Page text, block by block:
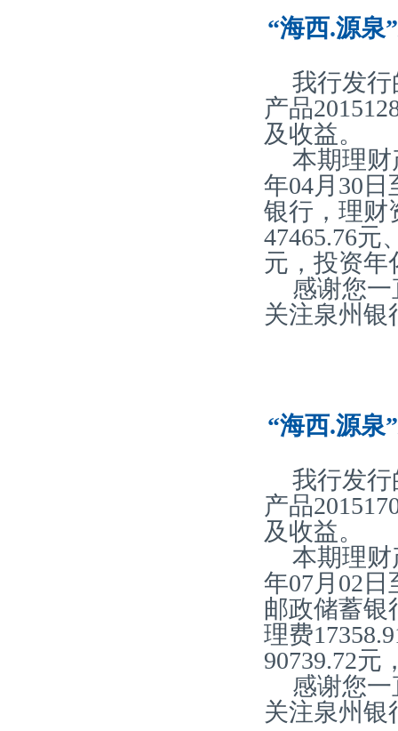
“海西.源泉
我行发行
产品
及收益。
本期理财
年04月30
银行，理财
47465.76元
元，投资年
感谢您
关注泉州银
“海西.源泉
我行发行
产品
及收益。
本期理财
年07月02
邮政储蓄银
理费
90739.72元
感谢您
关注泉州银